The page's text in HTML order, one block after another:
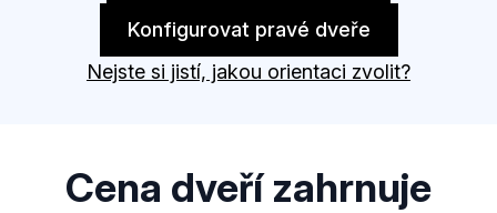
Konfigurovat pravé dveře
Nejste si jistí, jakou orientaci zvolit?
Cena dveří zahrnuje